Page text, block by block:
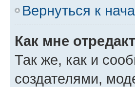
Вернуться к
Как мне
Так же, как и
создателями,